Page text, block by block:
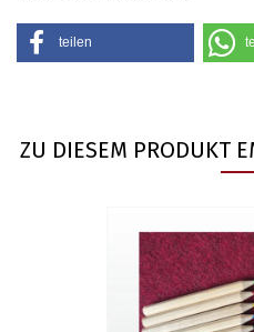
teilen
ZU DIESEM PRODUKT